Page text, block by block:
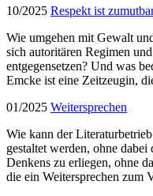
10/2025 Respekt ist
Wie umgehen mit Gewalt
sich autoritären Regimen
entgegensetzen? Und was
Emcke ist eine Zeitzeugin,
01/2025 Weitersprechen
Wie kann der
gestaltet werden, ohne
Denkens zu erliegen, ohne
die ein Weitersprechen zum